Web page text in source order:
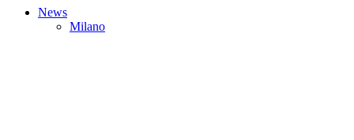
News
Milano